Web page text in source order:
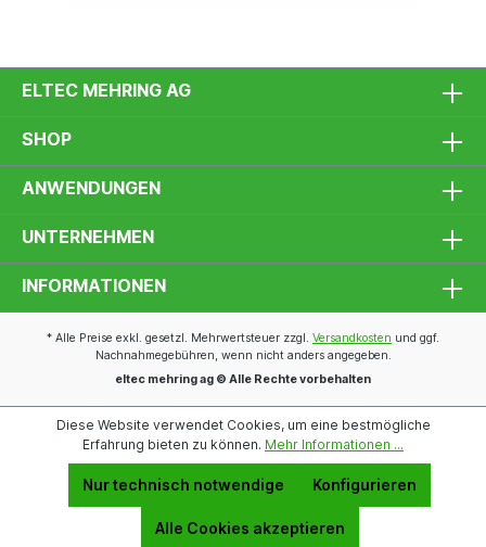
ELTEC MEHRING AG
SHOP
ANWENDUNGEN
UNTERNEHMEN
INFORMATIONEN
* Alle Preise exkl. gesetzl. Mehrwertsteuer zzgl. Versandkosten und ggf.
Nachnahmegebühren, wenn nicht anders angegeben.
eltec mehring ag © Alle Rechte vorbehalten
Diese Website verwendet Cookies, um eine bestmögliche
Erfahrung bieten zu können. Mehr Informationen ...
Nur technisch notwendige Konfigurieren
Alle Cookies akzeptieren